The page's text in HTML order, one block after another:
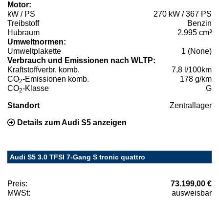
Motor:
kW / PS
270 kW / 367 PS
Treibstoff
Benzin
Hubraum
2.995 cm³
Umweltnormen:
Umweltplakette
1 (None)
Verbrauch und Emissionen nach WLTP:
Kraftstoffverbr. komb.
7,8 l/100km
CO2-Emissionen komb.
178 g/km
CO2-Klasse G
Standort Zentrallager
Details zum Audi S5 anzeigen
Audi S5 3.0 TFSI 7-Gang S tronic quattro
Preis:
73.199,00 €
MWSt:
ausweisbar